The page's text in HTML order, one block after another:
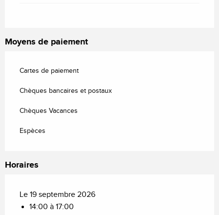
Moyens de paiement
Cartes de paiement
Chèques bancaires et postaux
Chèques Vacances
Espèces
Horaires
Le 19 septembre 2026
14:00 à 17:00